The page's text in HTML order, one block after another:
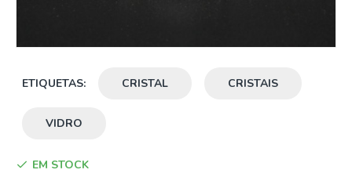
ETIQUETAS: CRISTAL CRISTAIS
VIDRO
EM STOCK